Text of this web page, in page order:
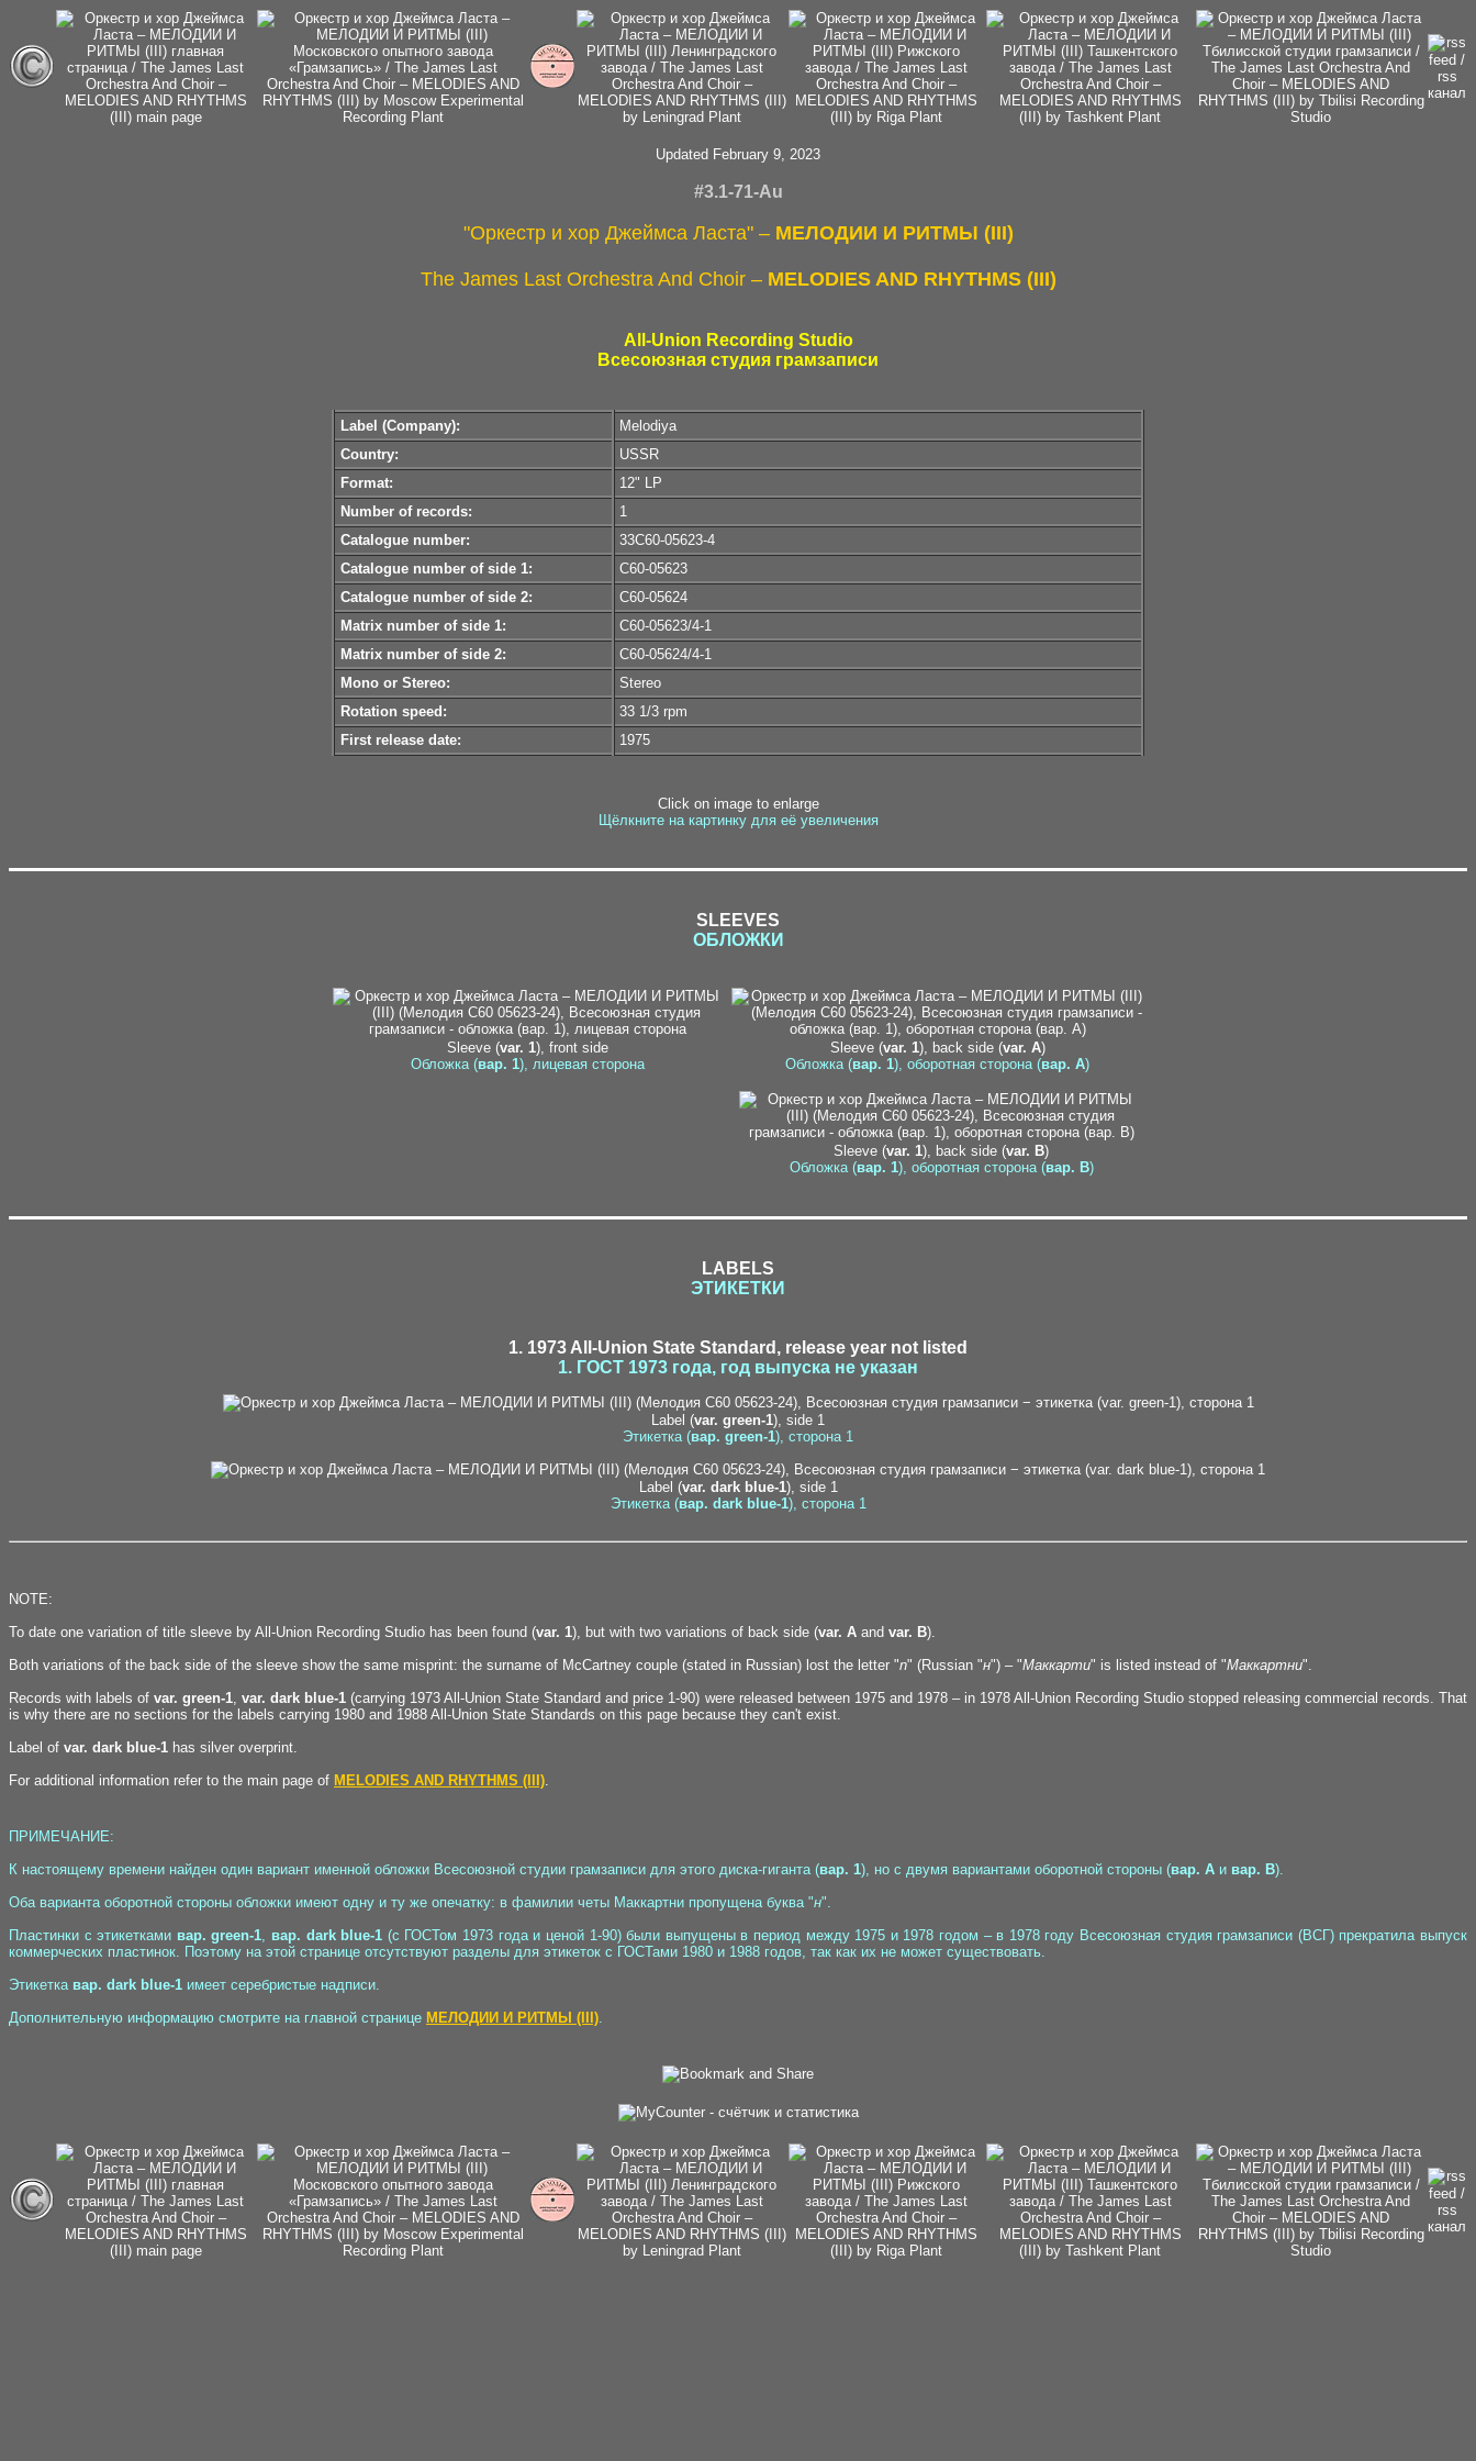
Updated February 9, 2023
#3.1-71-Аu
"Оркестр и хор Джеймса Ласта" – МЕЛОДИИ И РИТМЫ (III)
The James Last Orchestra And Choir – MELODIES AND RHYTHMS (III)
All-Union Recording Studio
Всесоюзная студия грамзаписи
Label (Company):
Melodiya
Country:
USSR
Format:
12" LP
Number of records:
1
Catalogue number:
33С60-05623-4
Catalogue number of side 1:
С60-05623
Catalogue number of side 2:
С60-05624
Matrix number of side 1:
С60-05623/4-1
Matrix number of side 2:
С60-05624/4-1
Mono or Stereo:
Stereo
Rotation speed:
33 1/3 rpm
First release date:
1975
Click on image to enlarge
Щёлкните на картинку для её увеличения
SLEEVES
ОБЛОЖКИ
Sleeve (var. 1), front side
Обложка (вар. 1), лицевая сторона
Sleeve (var. 1), back side (var. A)
Обложка (вар. 1), оборотная сторона (вар. A)
Sleeve (var. 1), back side (var. B)
Обложка (вар. 1), оборотная сторона (вар. B)
LABELS
ЭТИКЕТКИ
1. 1973 All-Union State Standard, release year not listed
1. ГОСТ 1973 года, год выпуска не указан
Label (var. green-1), side 1
Этикетка (вар. green-1), сторона 1
Label (var. dark blue-1), side 1
Этикетка (вар. dark blue-1), сторона 1
NOTE:
To date one variation of title sleeve by All-Union Recording Studio has been found (var. 1), but with two variations of back side (var. A and var. B).
Both variations of the back side of the sleeve show the same misprint: the surname of McCartney couple (stated in Russian) lost the letter "n" (Russian "н") – "Маккарти" is listed instead of "Маккартни".
Records with labels ofvar. green-1,var. dark blue-1 (carrying 1973 All-Union State Standard and price 1-90) were released between 1975 and 1978 – in 1978 All-Union Recording Studio stopped releasing commercial records. That
is why there are no sections for the labels carrying 1980 and 1988 All-Union State Standards on this page because they can't exist.
Label of var. dark blue-1 has silver overprint.
For additional information refer to the main page of MELODIES AND RHYTHMS (III).
ПРИМЕЧАНИЕ:
К настоящему времени найден один вариант именной обложки Всесоюзной студии грамзаписи для этого диска-гиганта (вар. 1), но с двумя вариантами оборотной стороны (вар. A и вар. B).
Оба варианта оборотной стороны обложки имеют одну и ту же опечатку: в фамилии четы Маккартни пропущена буква "н".
Пластинки с этикетками вар. green-1, вар. dark blue-1 (с ГОСТом 1973 года и ценой 1-90) были выпущены в период между 1975 и 1978 годом – в 1978 году Всесоюзная студия грамзаписи (ВСГ) прекратила выпуск
коммерческих пластинок. Поэтому на этой странице отсутствуют разделы для этикеток с ГОСТами 1980 и 1988 годов, так как их не может существовать.
Этикетка вар. dark blue-1 имеет серебристые надписи.
Дополнительную информацию смотрите на главной странице МЕЛОДИИ И РИТМЫ (III).